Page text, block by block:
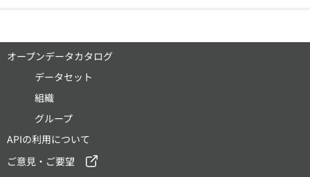
オープンデータカタログ
データセット
組織
グループ
APIの利用について
ご意見・ご要望